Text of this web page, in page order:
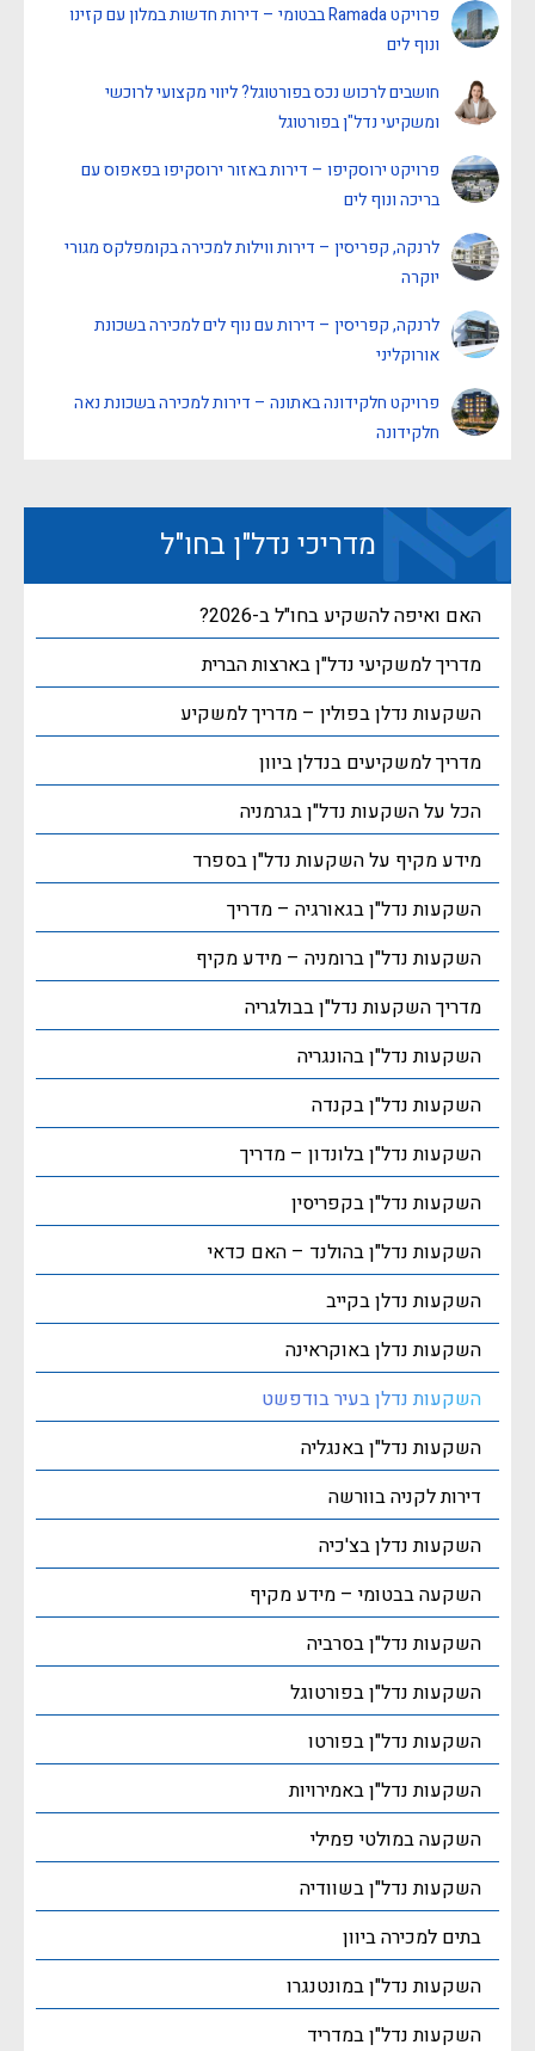
פרויקט Ramada בבטומי – דירות חדשות במלון עם קזינו
ונוף לים
חושבים לרכוש נכס בפורטוגל? ליווי מקצועי לרוכשי
ומשקיעי נדל"ן בפורטוגל
פרויקט ירוסקיפו – דירות באזור ירוסקיפו בפאפוס עם
בריכה ונוף לים
לרנקה, קפריסין – דירות ווילות למכירה בקומפלקס מגורי
יוקרה
לרנקה, קפריסין – דירות עם נוף לים למכירה בשכונת
אורוקליני
פרויקט חלקידונה באתונה – דירות למכירה בשכונת נאה
חלקידונה
מדריכי נדל"ן בחו"ל
האם ואיפה להשקיע בחו"ל ב-2026?
מדריך למשקיעי נדל"ן בארצות הברית
השקעות נדלן בפולין – מדריך למשקיע
מדריך למשקיעים בנדלן ביוון
הכל על השקעות נדל"ן בגרמניה
מידע מקיף על השקעות נדל"ן בספרד
השקעות נדל"ן בגאורגיה – מדריך
השקעות נדל"ן ברומניה – מידע מקיף
מדריך השקעות נדל"ן בבולגריה
השקעות נדל"ן בהונגריה
השקעות נדל"ן בקנדה
השקעות נדל"ן בלונדון – מדריך
השקעות נדל"ן בקפריסין
השקעות נדל"ן בהולנד – האם כדאי
השקעות נדלן בקייב
השקעות נדלן באוקראינה
השקעות נדלן בעיר בודפשט
השקעות נדל"ן באנגליה
דירות לקניה בוורשה
השקעות נדלן בצ'כיה
השקעה בבטומי – מידע מקיף
השקעות נדל"ן בסרביה
השקעות נדל"ן בפורטוגל
השקעות נדל"ן בפורטו
השקעות נדל"ן באמירויות
השקעה במולטי פמילי
השקעות נדל"ן בשוודיה
בתים למכירה ביוון
השקעות נדל"ן במונטנגרו
השקעות נדל"ן במדריד